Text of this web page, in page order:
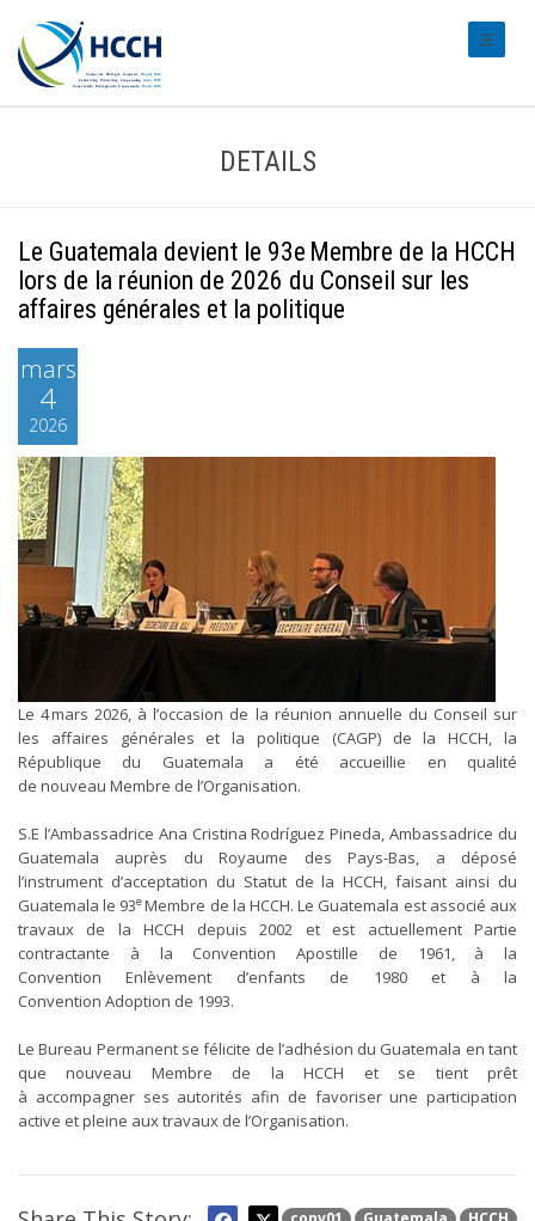
DETAILS
Le Guatemala devient le 93e Membre de la HCCH
lors de la réunion de 2026 du Conseil sur les
affaires générales et la politique
mars
4
2026
Le 4 mars 2026, à l’occasion de la réunion annuelle du Conseil sur
les affaires générales et la politique (CAGP) de la HCCH, la
République du Guatemala a été accueillie en qualité
de nouveau Membre de l’Organisation.
S.E l’Ambassadrice Ana Cristina Rodríguez Pineda, Ambassadrice du
Guatemala auprès du Royaume des Pays-Bas, a déposé
l’instrument d’acceptation du Statut de la HCCH, faisant ainsi du
Guatemala le 93eMembre de la HCCH. Le Guatemala est associé aux
travaux de la HCCH depuis 2002 et est actuellement Partie
contractante à la Convention Apostille de 1961, à la
Convention Enlèvement d’enfants de 1980 et à la
Convention Adoption de 1993.
Le Bureau Permanent se félicite de l’adhésion du Guatemala en tant
que nouveau Membre de la HCCH et se tient prêt
à accompagner ses autorités afin de favoriser une participation
active et pleine aux travaux de l’Organisation.